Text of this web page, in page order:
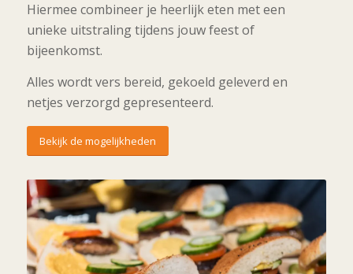
Hiermee combineer je heerlijk eten met een
unieke uitstraling tijdens jouw feest of
bijeenkomst.
Alles wordt vers bereid, gekoeld geleverd en
netjes verzorgd gepresenteerd.
Bekijk de mogelijkheden